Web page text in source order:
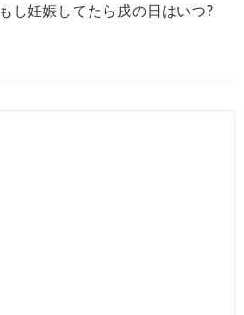
もし妊娠してたら戌の日はいつ?